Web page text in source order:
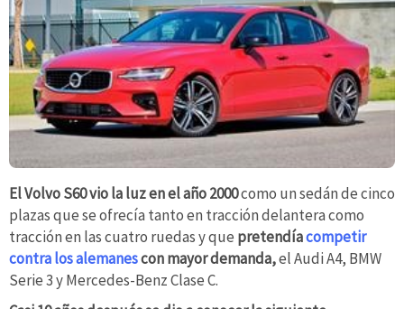
El Volvo S60 vio la luz en el año 2000como un sedán de cinco
plazas que se ofrecía tanto en tracción delantera como
tracción en las cuatro ruedas y que pretendíacompetir
contra los alemanescon mayor demanda,el Audi A4, BMW
Serie 3 y Mercedes-Benz Clase C.